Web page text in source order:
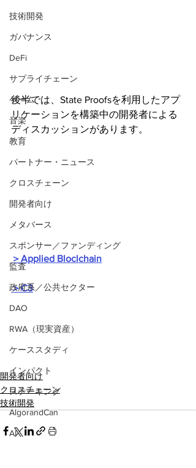
技術開発
ガバナンス
DeFi
サプライチェーン
ゲーム
音楽
教育
パートナー・ニュース
クロスチェーン
開発者向け
メタバース
スポンサー／ファンディング
監査
政府系／公共セクター
DAO
RWA（現実資産）
ケーススタディ
インパクト
ステーキング
AlgorandCan
AI
後半では、State Proofsを利用したアプ
リケーションを構築中の開発者による
ディスカッションがあります。
＞Applied Bloclchain
＞C3
開発者向け
クロスチェーン
技術開発